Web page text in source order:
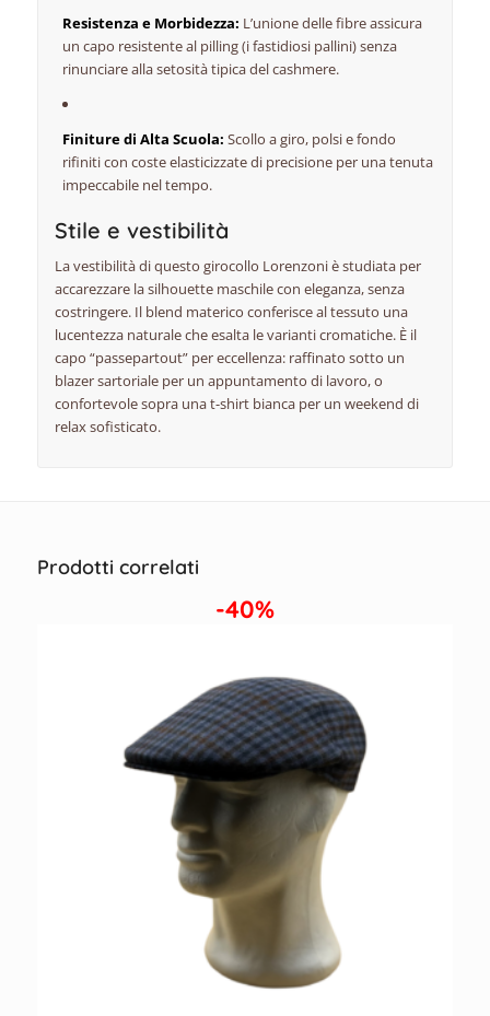
Resistenza e Morbidezza: L’unione delle fibre assicura
un capo resistente al pilling (i fastidiosi pallini) senza
rinunciare alla setosità tipica del cashmere.
Finiture di Alta Scuola: Scollo a giro,polsi e fondo
rifiniti con coste elasticizzate di precisione per una tenuta
impeccabile nel tempo.
Stile e vestibilità
La vestibilità di questo girocollo Lorenzoni è studiata per
accarezzare la silhouette maschile con eleganza,senza
costringere.Il blend materico conferisce al tessuto una
lucentezza naturale che esalta le varianti cromatiche.È il
capo “passepartout” per eccellenza:raffinato sotto un
blazer sartoriale per un appuntamento di lavoro,o
confortevole sopra una t-shirt bianca per un weekend di
relax sofisticato.
Prodotti correlati
-40%